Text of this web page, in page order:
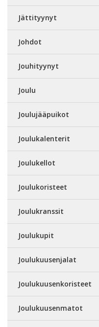
Jättityynyt
Johdot
Jouhityynyt
Joulu
Joulujääpuikot
Joulukalenterit
Joulukellot
Joulukoristeet
Joulukranssit
Joulukupit
Joulukuusenjalat
Joulukuusenkoristeet
Joulukuusenmatot